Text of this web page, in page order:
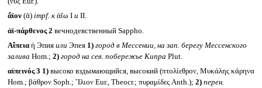
ἄϊον(ᾱ) impf. кἀΐω I и II.
ἀϊ-πάρθενος 2 вечнодевственный Sappho.
Αἴπεια ἡ Эпия или Эпея 1) город в Мессении, на зап. берегу Мессенского
залива Hom.; 2) город на сев. побережье Кипра Plut.
αἰπεινός 3 1)высоко вздымающийся, высокий (πτολίεθρον, Μυκάλης κάρηνα
Hom.; βάθρον Soph.; Ἴλιον Eur., Theocr.; πυραμίδες Anth.); 2) перен.